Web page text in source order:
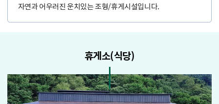
자연과 어우러진 운치있는 조형/휴게시설입니다.
휴게소(식당)